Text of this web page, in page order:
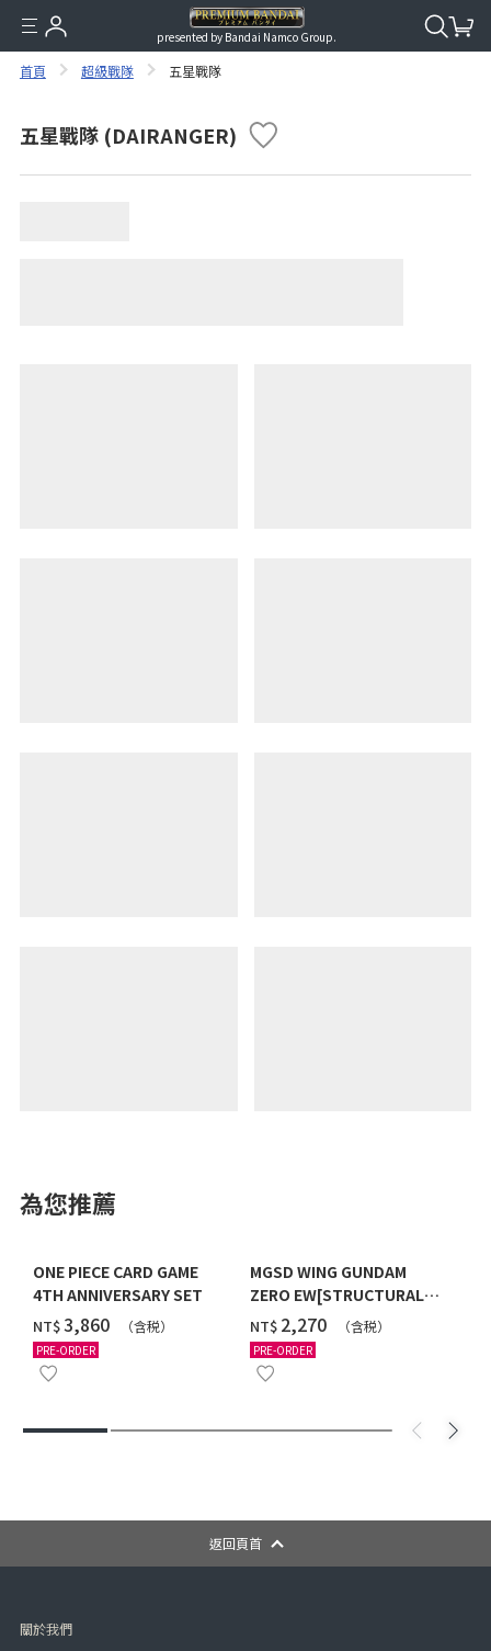
presented by Bandai Namco Group.
首頁 超級戰隊 五星戰隊
五星戰隊 (DAIRANGER)
為您推薦
ONE PIECE CARD GAME
4TH ANNIVERSARY SET
NT$‌3,860 （含税）
PRE-ORDER
MGSD WING GUNDAM
ZERO EW[STRUCTURAL
COATING/BLACK] [2026年
12月發送]
NT$ ‌2,270 （含税）
PRE-ORDER
返回頁首
關於我們